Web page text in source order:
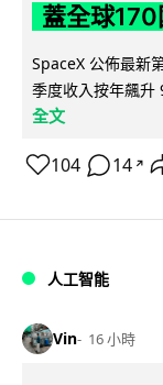
蓋全球170
SpaceX 公佈最新
季度收入按年飆升
全文
104 14 ↗
人工智能
Vin 16 小時